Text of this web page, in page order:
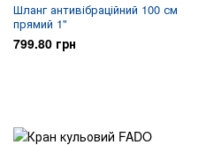
Шланг антивібраційний 100 см
прямий 1"
799.80 грн